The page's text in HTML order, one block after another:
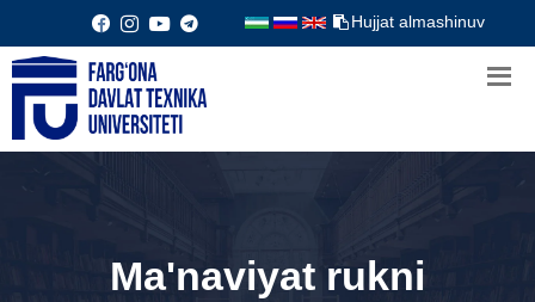
Hujjat almashinuv
Ma'naviyat rukni